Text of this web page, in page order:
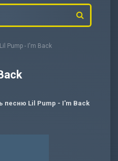
Pump - I'm Back
песню Lil Pump - I'm Back